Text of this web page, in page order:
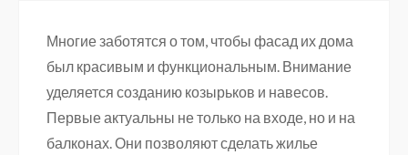
Многие заботятся о том, чтобы фасад их дома
был красивым и функциональным. Внимание
уделяется созданию козырьков и навесов.
Первые актуальны не только на входе, но и на
балконах. Они позволяют сделать жилье